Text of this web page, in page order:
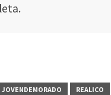
JOVENDEMORADO REALICO